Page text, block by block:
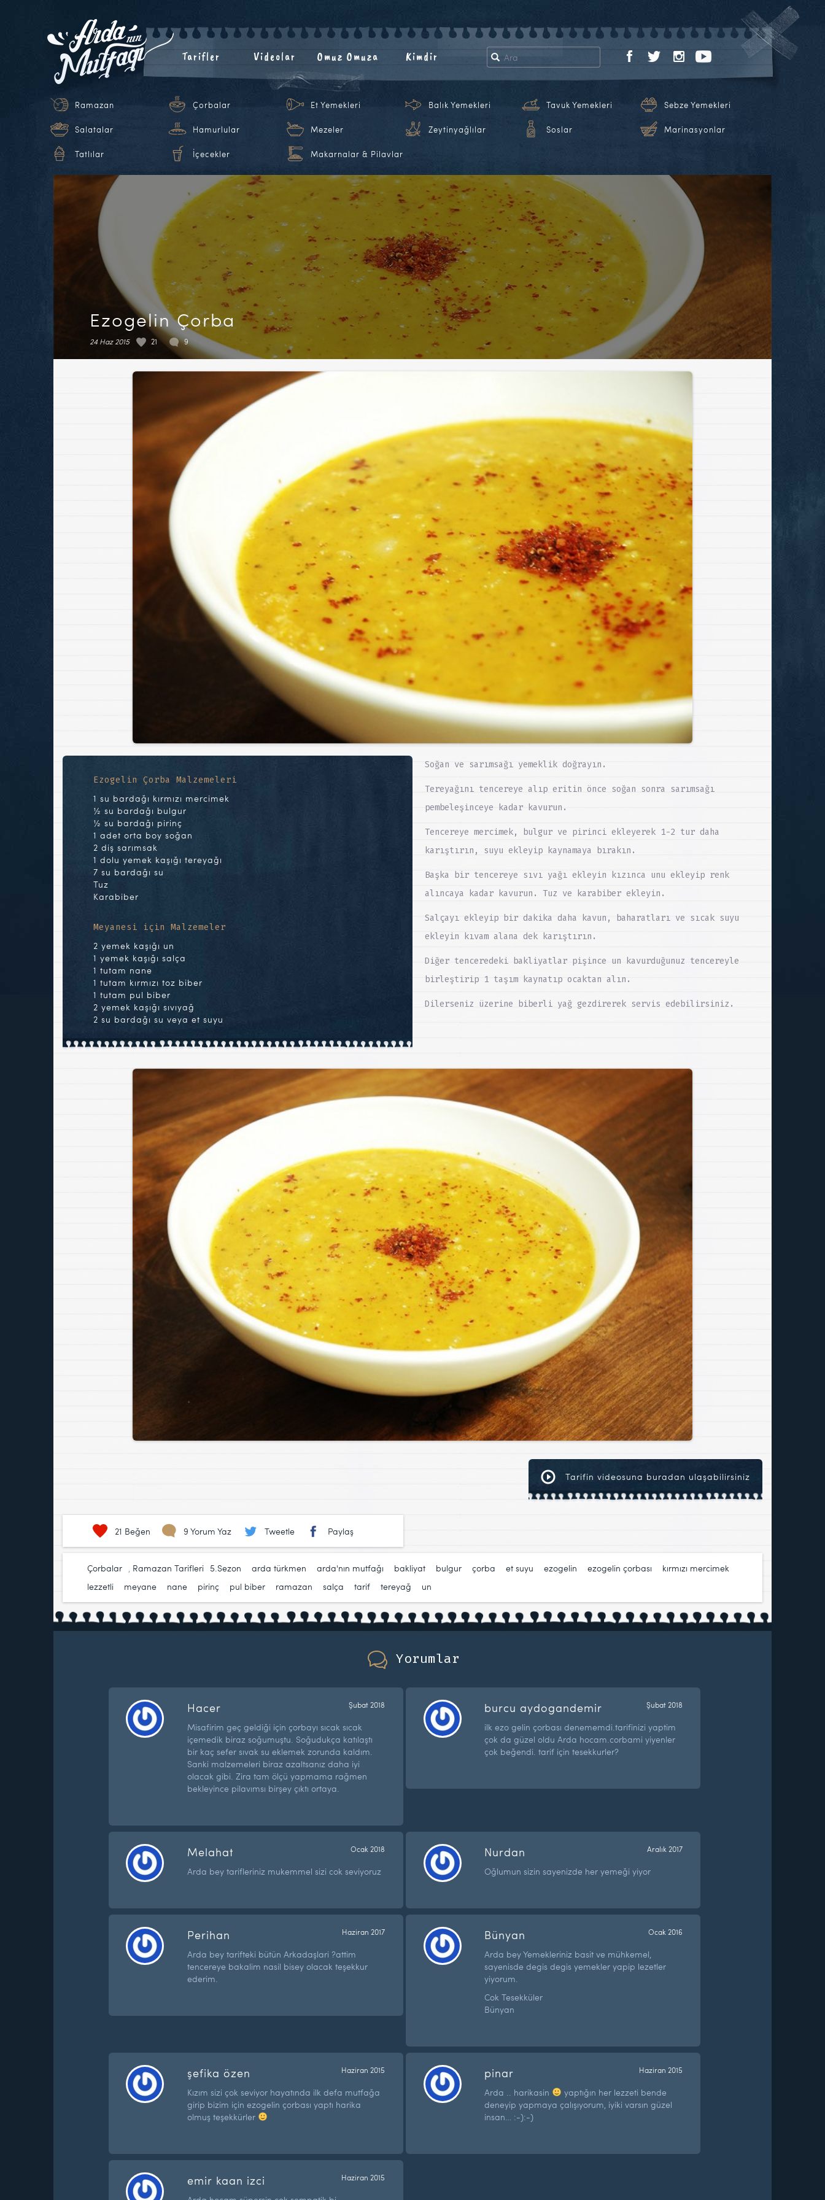
Tarifler Videolar Omuz Omuza Kimdir
Ramazan Çorbalar Et Yemekleri Balık Yemekleri Tavuk Yemekleri Sebze Yemekleri
Salatalar Hamurlular Mezeler Zeytinyağlılar Soslar Marinasyonlar
Tatlılar İçecekler Makarnalar & Pilavlar
Ezogelin Çorba
24 Haz 2015 21 9
Ezogelin Çorba Malzemeleri
1 su bardağı kırmızı mercimek
½ su bardağı bulgur
½ su bardağı pirinç
1 adet orta boy soğan
2 diş sarımsak
1 dolu yemek kaşığı tereyağı
7 su bardağı su
Tuz
Karabiber
Meyanesi için Malzemeler
2 yemek kaşığı un
1 yemek kaşığı salça
1 tutam nane
1 tutam kırmızı toz biber
1 tutam pul biber
2 yemek kaşığı sıvıyağ
2 su bardağı su veya et suyu
Soğan ve sarımsağı yemeklik doğrayın.
Tereyağını tencereye alıp eritin önce soğan sonra sarımsağı
pembeleşinceye kadar kavurun.
Tencereye mercimek, bulgur ve pirinci ekleyerek 1-2 tur daha
karıştırın, suyu ekleyip kaynamaya bırakın.
Başka bir tencereye sıvı yağı ekleyin kızınca unu ekleyip renk
alıncaya kadar kavurun. Tuz ve karabiber ekleyin.
Salçayı ekleyip bir dakika daha kavun, baharatları ve sıcak suyu
ekleyin kıvam alana dek karıştırın.
Diğer tenceredeki bakliyatlar pişince un kavurduğunuz tencereyle
birleştirip 1 taşım kaynatıp ocaktan alın.
Dilerseniz üzerine biberli yağ gezdirerek servis edebilirsiniz.
Tarifin videosuna buradan ulaşabilirsiniz
21 Beğen 9 Yorum Yaz Tweetle Paylaş
Çorbalar , Ramazan Tarifleri 5.Sezon arda türkmen arda'nın mutfağı bakliyat bulgur çorba et suyu ezogelin ezogelin çorbası kırmızı mercimek
lezzetli
meyane nane pirinç pul biber ramazan salça tarif tereyağ un
Yorumlar
Hacer Şubat 2018
Misafirim geç geldiği için çorbayı sıcak sıcak
içemedik biraz soğumuştu. Soğudukça katılaştı
bir kaç sefer sıvak su eklemek zorunda kaldım.
Sanki malzemeleri biraz azaltsanız daha iyi
olacak gibi. Zira tam ölçü yapmama rağmen
bekleyince pilavımsı birşey çıktı ortaya.
burcu aydogandemir Şubat 2018
ilk ezo gelin çorbası denememdi.tarifinizi yaptim
çok da güzel oldu Arda hocam.corbami yiyenler
çok beğendi. tarif için tesekkurler?
Melahat Ocak 2018
Arda bey tarifleriniz mukemmel sizi cok seviyoruz
Nurdan Aralık 2017
Oğlumun sizin sayenizde her yemeği yiyor
Perihan Haziran 2017
Arda bey tarifteki bütün Arkadaşlari ?attim
tencereye bakalim nasil bisey olacak teşekkur
ederim.
Bünyan Ocak 2016
Arda bey Yemekleriniz basit ve mühkemel,
sayenisde degis degis yemekler yapip lezetler
yiyorum.
Cok Tesekküler
Bünyan
şefika özen Haziran 2015
Kızım sizi çok seviyor hayatında ilk defa mutfağa
girip bizim için ezogelin çorbası yaptı harika
olmuş teşekkürler
pinar Haziran 2015
Arda .. harikasin
yaptığın her lezzeti bende
deneyip yapmaya çalışıyorum, iyiki varsın güzel
insan… :-):-)
emir kaan izci Haziran 2015